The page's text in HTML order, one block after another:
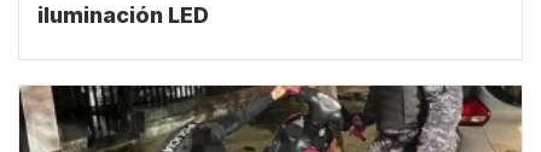
iluminación LED